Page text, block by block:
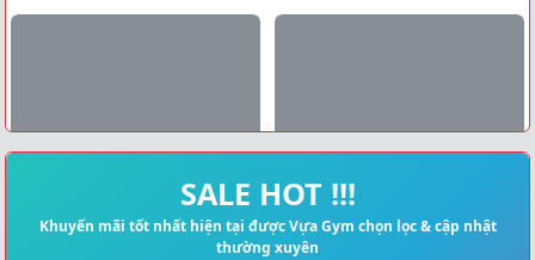
SALE HOT !!!
Khuyến mãi tốt nhất hiện tại được Vựa Gym chọn lọc & cập nhật
thường xuyên